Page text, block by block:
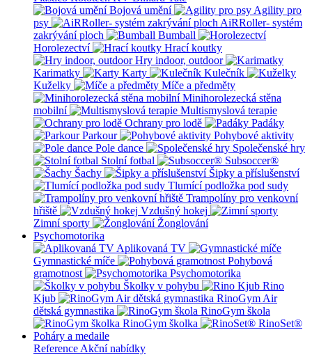
Bojová umění
Agility pro
psy
AiRRoller- systém
zakrývání ploch
Bumball
Horolezectví
Hrací koutky
Hry indoor, outdoor
Karimatky
Karty
Kulečník
Kuželky
Míče a předměty
Minihorolezecká stěna
mobilní
Multismyslová terapie
Ochrany pro lodě
Padáky
Parkour
Pohybové aktivity
Pole dance
Společenské hry
Stolní fotbal
Subsoccer®
Šachy
Šipky a příslušenství
Tlumící podložka pod sudy
Trampolíny pro venkovní
hřiště
Vzdušný hokej
Zimní sporty
Žonglování
Psychomotorika
Aplikovaná TV
Gymnastické míče
Pohybová
gramotnost
Psychomotorika
Školky v pohybu
Rino
Kjub
RinoGym Air
dětská gymnastika
RinoGym škola
RinoGym školka
RinoSet®
Poháry a medaile
Reference Akční nabídky